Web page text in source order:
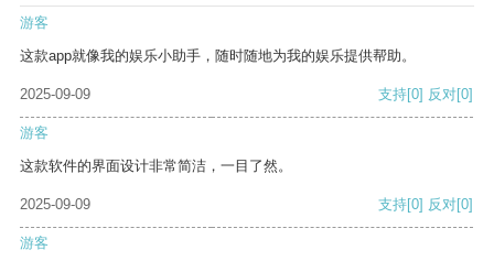
游客
这款app就像我的娱乐小助手，随时随地为我的娱乐提供帮助。
2025-09-09 支持[0] 反对[0]
游客
这款软件的界面设计非常简洁，一目了然。
2025-09-09 支持[0] 反对[0]
游客